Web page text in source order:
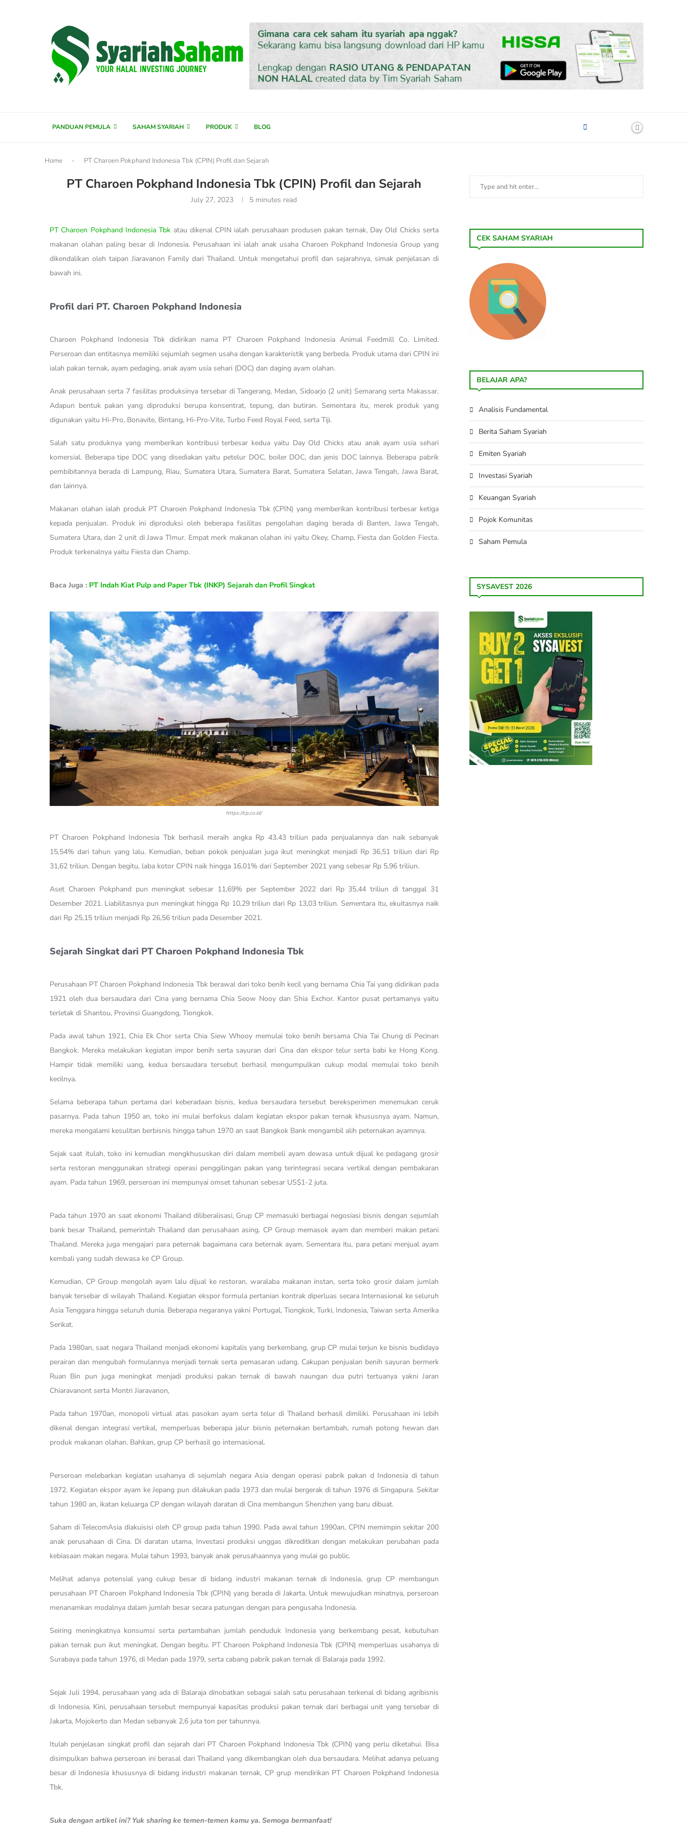
PANDUAN PEMULA SAHAM SYARIAH PRODUK BLOG
Home - PT Charoen Pokphand Indonesia Tbk (CPIN) Profil dan Sejarah
PT Charoen Pokphand Indonesia Tbk (CPIN) Profil dan Sejarah
July 27, 2023 5 minutes read
PT Charoen Pokphand Indonesia Tbk atau dikenal CPIN ialah perusahaan produsen pakan ternak, Day Old Chicks serta
makanan olahan paling besar di Indonesia. Perusahaan ini ialah anak usaha Charoen Pokphand Indonesia Group yang
dikendalikan oleh taipan Jiaravanon Family dari Thailand. Untuk mengetahui profil dan sejarahnya, simak penjelasan di
bawah ini.
Profil dari PT. Charoen Pokphand Indonesia
Charoen Pokphand Indonesia Tbk didirikan nama PT Charoen Pokphand Indonesia Animal Feedmill Co. Limited.
Perseroan dan entitasnya memiliki sejumlah segmen usaha dengan karakteristik yang berbeda. Produk utama dari CPIN ini
ialah pakan ternak, ayam pedaging, anak ayam usia sehari (DOC) dan daging ayam olahan.
Anak perusahaan serta 7 fasilitas produksinya tersebar di Tangerang, Medan, Sidoarjo (2 unit) Semarang serta Makassar.
Adapun bentuk pakan yang diproduksi berupa konsentrat, tepung, dan butiran. Sementara itu, merek produk yang
digunakan yaitu Hi-Pro, Bonavite, Bintang, Hi-Pro-Vite, Turbo Feed Royal Feed, serta Tiji.
Salah satu produknya yang memberikan kontribusi terbesar kedua yaitu Day Old Chicks atau anak ayam usia sehari
komersial. Beberapa tipe DOC yang disediakan yaitu petelur DOC, boiler DOC, dan jenis DOC lainnya. Beberapa pabrik
pembibitannya berada di Lampung, Riau, Sumatera Utara, Sumatera Barat, Sumatera Selatan, Jawa Tengah, Jawa Barat,
dan lainnya.
Makanan olahan ialah produk PT Charoen Pokphand Indonesia Tbk (CPIN) yang memberikan kontribusi terbesar ketiga
kepada penjualan. Produk ini diproduksi oleh beberapa fasilitas pengolahan daging berada di Banten, Jawa Tengah,
Sumatera Utara, dan 2 unit di Jawa TImur. Empat merk makanan olahan ini yaitu Okey, Champ, Fiesta dan Golden Fiesta.
Produk terkenalnya yaitu Fiesta dan Champ.
Baca Juga : PT Indah Kiat Pulp and Paper Tbk (INKP) Sejarah dan Profil Singkat
https://cp.co.id/
PT Charoen Pokphand Indonesia Tbk berhasil meraih angka Rp 43.43 triliun pada penjualannya dan naik sebanyak
15,54% dari tahun yang lalu. Kemudian, beban pokok penjualan juga ikut meningkat menjadi Rp 36,51 triliun dari Rp
31,62 triliun. Dengan begitu, laba kotor CPIN naik hingga 16,01% dari September 2021 yang sebesar Rp 5,96 triliun.
Aset Charoen Pokphand pun meningkat sebesar 11,69% per September 2022 dari Rp 35,44 triliun di tanggal 31
Desember 2021. Liabilitasnya pun meningkat hingga Rp 10,29 triliun dari Rp 13,03 triliun. Sementara itu, ekuitasnya naik
dari Rp 25,15 triliun menjadi Rp 26,56 triliun pada Desember 2021.
Sejarah Singkat dari PT Charoen Pokphand Indonesia Tbk
Perusahaan PT Charoen Pokphand Indonesia Tbk berawal dari toko benih kecil yang bernama Chia Tai yang didirikan pada
1921 oleh dua bersaudara dari Cina yang bernama Chia Seow Nooy dan Shia Exchor. Kantor pusat pertamanya yaitu
terletak di Shantou, Provinsi Guangdong, Tiongkok.
Pada awal tahun 1921, Chia Ek Chor serta Chia Siew Whooy memulai toko benih bersama Chia Tai Chung di Pecinan
Bangkok. Mereka melakukan kegiatan impor benih serta sayuran dari Cina dan ekspor telur serta babi ke Hong Kong.
Hampir tidak memiliki uang, kedua bersaudara tersebut berhasil mengumpulkan cukup modal memulai toko benih
kecilnya.
Selama beberapa tahun pertama dari keberadaan bisnis, kedua bersaudara tersebut bereksperimen menemukan ceruk
pasarnya. Pada tahun 1950 an, toko ini mulai berfokus dalam kegiatan ekspor pakan ternak khususnya ayam. Namun,
mereka mengalami kesulitan berbisnis hingga tahun 1970 an saat Bangkok Bank mengambil alih peternakan ayamnya.
Sejak saat itulah, toko ini kemudian mengkhususkan diri dalam membeli ayam dewasa untuk dijual ke pedagang grosir
serta restoran menggunakan strategi operasi penggilingan pakan yang terintegrasi secara vertikal dengan pembakaran
ayam. Pada tahun 1969, perseroan ini mempunyai omset tahunan sebesar US$1-2 juta.
Pada tahun 1970 an saat ekonomi Thailand diliberalisasi, Grup CP memasuki berbagai negosiasi bisnis dengan sejumlah
bank besar Thailand, pemerintah Thailand dan perusahaan asing. CP Group memasok ayam dan memberi makan petani
Thailand. Mereka juga mengajari para peternak bagaimana cara beternak ayam. Sementara itu, para petani menjual ayam
kembali yang sudah dewasa ke CP Group.
Kemudian, CP Group mengolah ayam lalu dijual ke restoran, waralaba makanan instan, serta toko grosir dalam jumlah
banyak tersebar di wilayah Thailand. Kegiatan ekspor formula pertanian kontrak diperluas secara Internasional ke seluruh
Asia Tenggara hingga seluruh dunia. Beberapa negaranya yakni Portugal, Tiongkok, Turki, Indonesia, Taiwan serta Amerika
Serikat.
Pada 1980an, saat negara Thailand menjadi ekonomi kapitalis yang berkembang, grup CP mulai terjun ke bisnis budidaya
perairan dan mengubah formulannya menjadi ternak serta pemasaran udang. Cakupan penjualan benih sayuran bermerk
Ruan Bin pun juga meningkat menjadi produksi pakan ternak di bawah naungan dua putri tertuanya yakni Jaran
Chiaravanont serta Montri Jiaravanon,
Pada tahun 1970an, monopoli virtual atas pasokan ayam serta telur di Thailand berhasil dimiliki. Perusahaan ini lebih
dikenal dengan integrasi vertikal, memperluas beberapa jalur bisnis peternakan bertambah, rumah potong hewan dan
produk makanan olahan. Bahkan, grup CP berhasil go internasional.
Perseroan melebarkan kegiatan usahanya di sejumlah negara Asia dengan operasi pabrik pakan d Indonesia di tahun
1972. Kegiatan ekspor ayam ke Jepang pun dilakukan pada 1973 dan mulai bergerak di tahun 1976 di Singapura. Sekitar
tahun 1980 an, ikatan keluarga CP dengan wilayah daratan di Cina membangun Shenzhen yang baru dibuat.
Saham di TelecomAsia diakuisisi oleh CP group pada tahun 1990. Pada awal tahun 1990an, CPIN memimpin sekitar 200
anak perusahaan di Cina. Di daratan utama, Investasi produksi unggas dikreditkan dengan melakukan perubahan pada
kebiasaan makan negara. Mulai tahun 1993, banyak anak perusahaannya yang mulai go public.
Melihat adanya potensial yang cukup besar di bidang industri makanan ternak di Indonesia, grup CP membangun
perusahaan PT Charoen Pokphand Indonesia Tbk (CPIN) yang berada di Jakarta. Untuk mewujudkan minatnya, perseroan
menanamkan modalnya dalam jumlah besar secara patungan dengan para pengusaha Indonesia.
Seiring meningkatnya konsumsi serta pertambahan jumlah penduduk Indonesia yang berkembang pesat, kebutuhan
pakan ternak pun ikut meningkat. Dengan begitu. PT Charoen Pokphand Indonesia Tbk (CPIN) memperluas usahanya di
Surabaya pada tahun 1976, di Medan pada 1979, serta cabang pabrik pakan ternak di Balaraja pada 1992.
Sejak Juli 1994, perusahaan yang ada di Balaraja dinobatkan sebagai salah satu perusahaan terkenal di bidang agribisnis
di Indonesia. Kini, perusahaan tersebut mempunyai kapasitas produksi pakan ternak dari berbagai unit yang tersebar di
Jakarta, Mojokerto dan Medan sebanyak 2,6 juta ton per tahunnya.
Itulah penjelasan singkat profil dan sejarah dari PT Charoen Pokphand Indonesia Tbk (CPIN) yang perlu diketahui. Bisa
disimpulkan bahwa perseroan ini berasal dari Thailand yang dikembangkan oleh dua bersaudara. Melihat adanya peluang
besar di Indonesia khususnya di bidang industri makanan ternak, CP grup mendirikan PT Charoen Pokphand Indonesia
Tbk.
Suka dengan artikel ini? Yuk sharing ke temen-temen kamu ya. Semoga bermanfaat!
CEK SAHAM SYARIAH
BELAJAR APA?
Analisis Fundamental
Berita Saham Syariah
Emiten Syariah
Investasi Syariah
Keuangan Syariah
Pojok Komunitas
Saham Pemula
SYSAVEST 2026